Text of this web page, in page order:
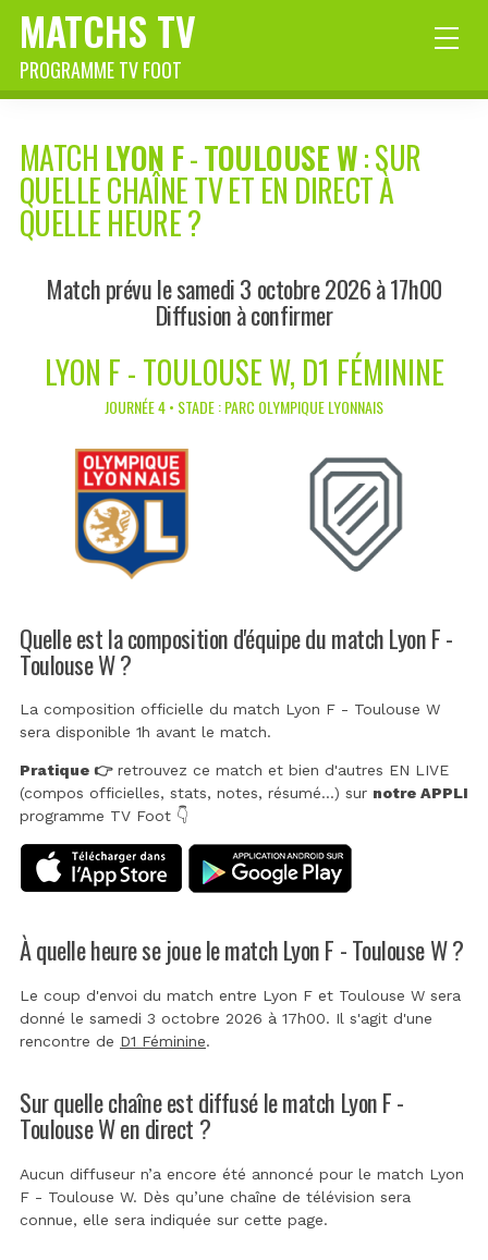
MATCHS TV
PROGRAMME TV FOOT
MATCH LYON F-TOULOUSE W: SUR
QUELLE CHAÎNE TV ET EN DIRECT À
QUELLE HEURE ?
Match prévu le samedi 3 octobre 2026 à 17h00
Diffusion à confirmer
LYON F - TOULOUSE W, D1 FÉMININE
JOURNÉE 4 • STADE : PARC OLYMPIQUE LYONNAIS
Quelle est la composition d'équipe du match Lyon F -
Toulouse W ?
La composition officielle du match Lyon F - Toulouse W
sera disponible 1h avant le match.
Pratique 👉retrouvez ce match et bien d'autres EN LIVE
(compos officielles, stats, notes, résumé...) sur notre APPLI
programme TV Foot 👇
À quelle heure se joue le match Lyon F - Toulouse W ?
Le coup d'envoi du match entre Lyon F et Toulouse W sera
donné le samedi 3 octobre 2026 à 17h00. Il s'agit d'une
rencontre de D1 Féminine.
Sur quelle chaîne est diffusé le match Lyon F -
Toulouse W en direct ?
Aucun diffuseur n’a encore été annoncé pour le match Lyon
F - Toulouse W. Dès qu’une chaîne de télévision sera
connue, elle sera indiquée sur cette page.